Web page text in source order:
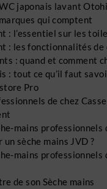
japonais lavant
qui comptent
: l’essentiel sur les
: les fonctionnalités de
: quand et comment
: tout ce qu’il faut
Pro
de chez
mains professionnels
sèche mains JVD ?
mains professionnels
de son Sèche mains